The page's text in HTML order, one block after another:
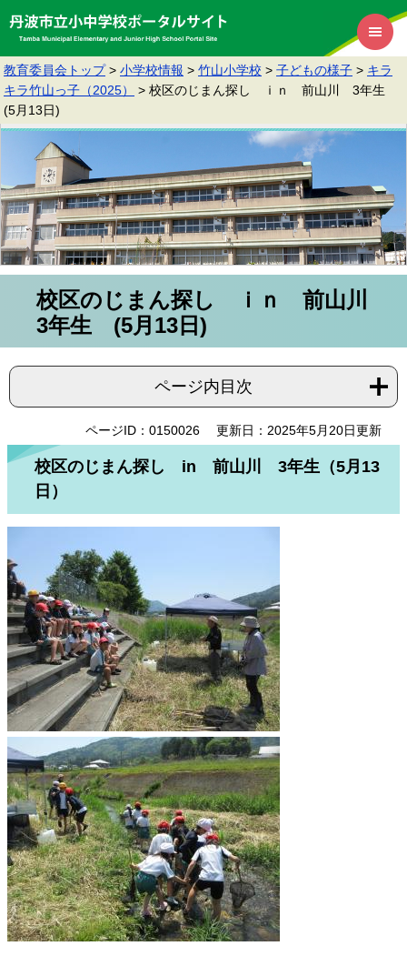
教育委員会トップ > 小学校情報 > 竹山小学校 > 子どもの様子 > キラ
キラ竹山っ子（2025）
> 校区のじまん探し ｉｎ 前山川 3年生
(5月13日)
校区のじまん探し ｉｎ 前山川
3年生 (5月13日)
ページ内目次
ページID：0150026 更新日：2025年5月20日更新
校区のじまん探し in 前山川 3年生（5月13
日）